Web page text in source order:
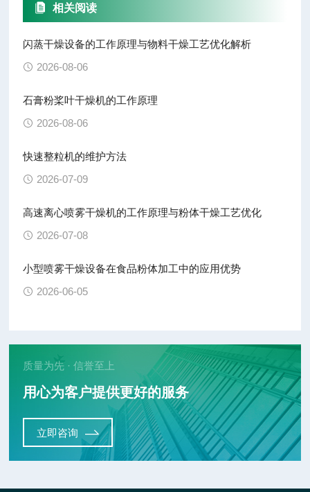
相关阅读
闪蒸干燥设备的工作原理与物料干燥工艺优化解析
2026-08-06
石膏粉桨叶干燥机的工作原理
2026-08-06
快速整粒机的维护方法
2026-07-09
高速离心喷雾干燥机的工作原理与粉体干燥工艺优化
2026-07-08
小型喷雾干燥设备在食品粉体加工中的应用优势
2026-06-05
质量为先 · 信誉至上
用心为客户提供更好的服务
立即咨询